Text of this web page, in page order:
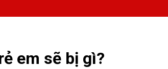
em sẽ bị gì?